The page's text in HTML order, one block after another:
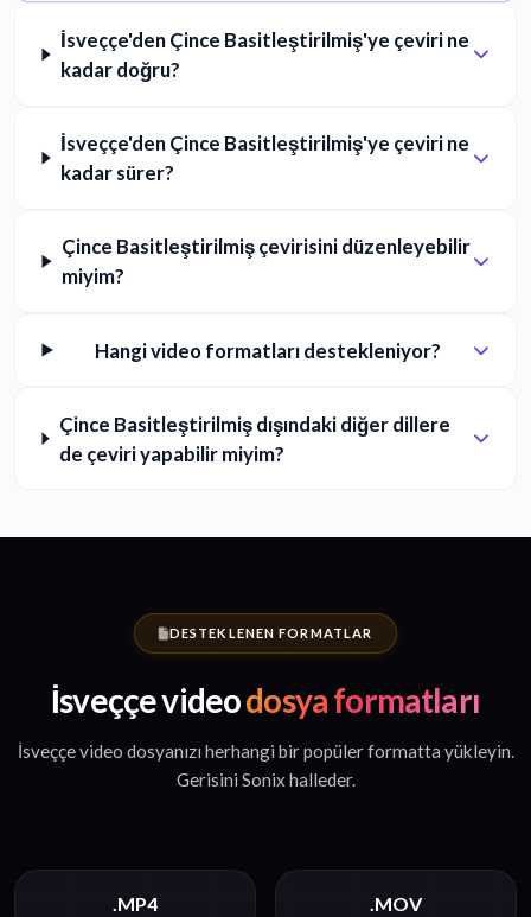
İsveççe'den Çince Basitleştirilmiş'ye çeviri ne
kadar doğru?
İsveççe'den Çince Basitleştirilmiş'ye çeviri ne
kadar sürer?
Çince Basitleştirilmiş çevirisini düzenleyebilir
miyim?
Hangi video formatları destekleniyor?
Çince Basitleştirilmiş dışındaki diğer dillere
de çeviri yapabilir miyim?
DESTEKLENEN FORMATLAR
İsveççe videodosya formatları
İsveççe video dosyanızı herhangi bir popüler formatta yükleyin.
Gerisini Sonix halleder.
.MP4 .MOV